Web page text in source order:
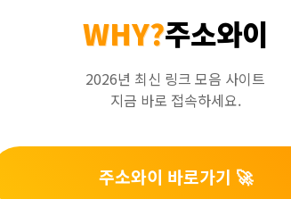
WHY?주소와이
2026년 최신 링크 모음 사이트
지금 바로 접속하세요.
주소와이 바로가기 🚀